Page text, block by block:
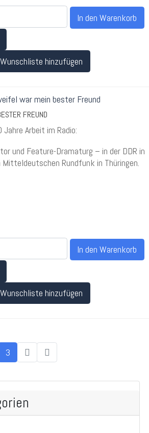
hinzufügen
FREUND
Jahre Arbeit im Radio:
und Feature-Dramaturg – in der DDR in
Mitteldeutschen Rundfunk in Thüringen.
hinzufügen
3